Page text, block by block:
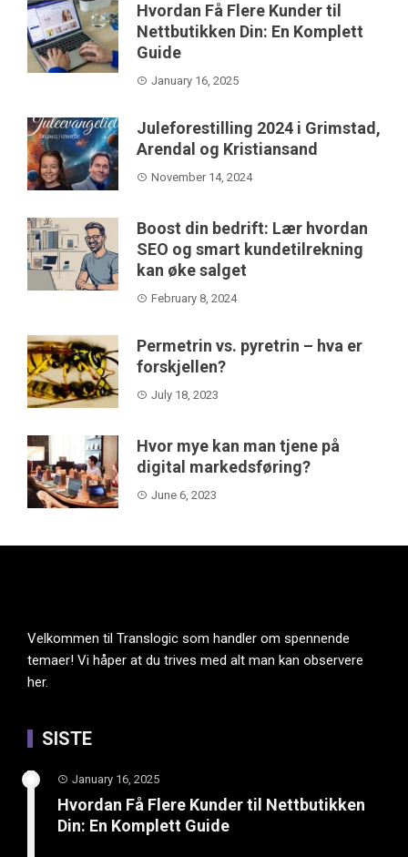
Hvordan Få Flere Kunder til
Nettbutikken Din: En Komplett
Guide
January 16, 2025
Juleforestilling 2024 i Grimstad,
Arendal og Kristiansand
November 14, 2024
Boost din bedrift: Lær hvordan
SEO og smart kundetilrekning
kan øke salget
February 8, 2024
Permetrin vs. pyretrin – hva er
forskjellen?
July 18, 2023
Hvor mye kan man tjene på
digital markedsføring?
June 6, 2023
Velkommen til Translogic som handler om spennende
temaer! Vi håper at du trives med alt man kan observere
her.
SISTE
January 16, 2025
Hvordan Få Flere Kunder til Nettbutikken
Din: En Komplett Guide